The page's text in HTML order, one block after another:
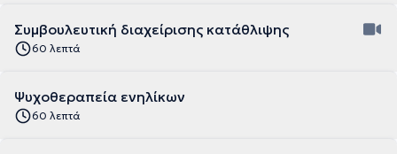
Συμβουλευτική διαχείρισης κατάθλιψης
60 λεπτά
Ψυχοθεραπεία ενηλίκων
60 λεπτά